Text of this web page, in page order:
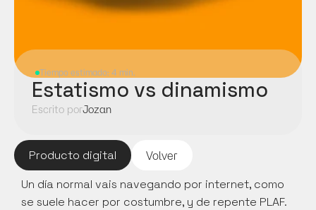
Producto digital Volver
Un día normal vais navegando por internet, como
se suele hacer por costumbre, y de repente PLAF.
Tiempo estimado: 4 min.
Estatismo vs dinamismo
Escrito porJozan